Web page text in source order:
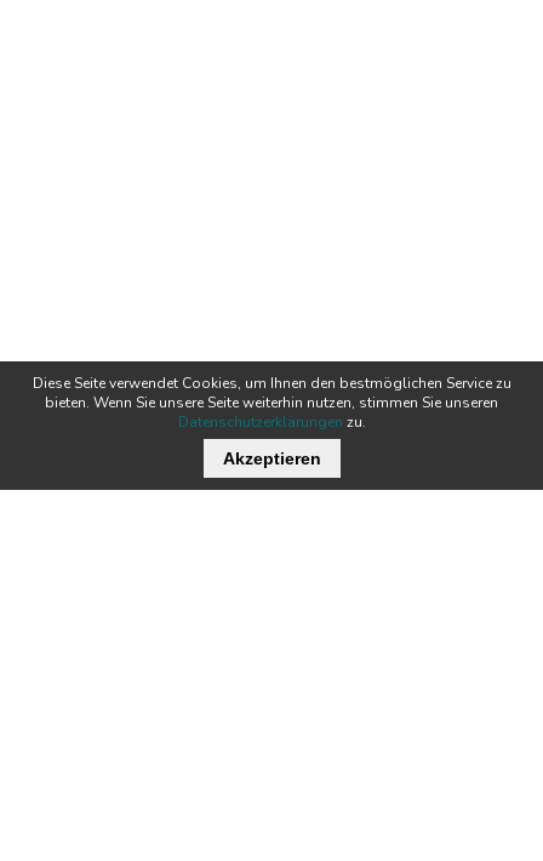
Diese Seite verwendet Cookies, um Ihnen den bestmöglichen Service zu
bieten. Wenn Sie unsere Seite weiterhin nutzen, stimmen Sie unseren
Datenschutzerklärungen zu.
Akzeptieren